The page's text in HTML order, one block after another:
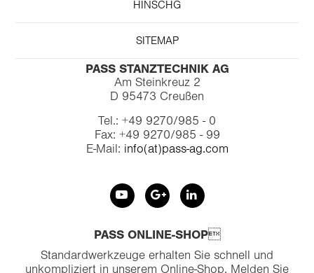
HINSCHG
SITEMAP
PASS STANZTECHNIK AG
Am Steinkreuz 2
D 95473 Creußen
Tel.: +49 9270/985 - 0
Fax: +49 9270/985 - 99
E-Mail: info(at)pass-ag.com
PASS ONLINE-SHOP
Standardwerkzeuge erhalten Sie schnell und
unkompliziert in unserem Online-Shop. Melden Sie